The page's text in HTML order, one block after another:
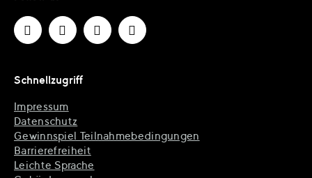
Schnell­zugriff
Impressum
Datenschutz
Gewinnspiel Teilnahmebedingungen
Barrierefreiheit
Leichte Sprache